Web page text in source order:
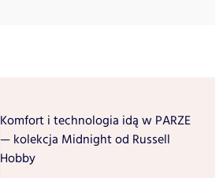
Komfort i technologia idą w PARZE
— kolekcja Midnight od Russell
Hobby